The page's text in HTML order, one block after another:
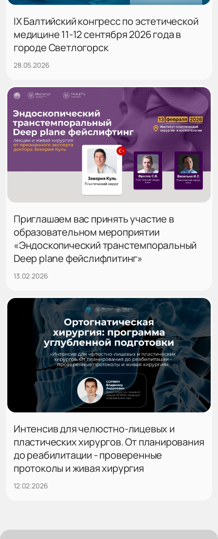
IX Балтийский конгресс по эстетической
медицине 11-12 сентября 2026 года в
городе Светлогорск
28.05.2026
Приглашаем вас принять участие в
образовательном мероприятии
«Эндоскопический транстемпоральный
Deep plane фейслифлитинг»
13.02.2026
Интенсив для челюстно-лицевых и
пластических хирургов. От планирования
до реабилитации - проверенные
протоколы и живая хирургия
12.02.2026